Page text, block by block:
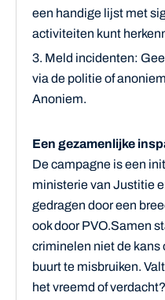
een handige lijst met
activiteiten kunt
Meld incidenten:
via de politie of
Anoniem.
Een gezamenlijke
De campagne is een
ministerie van Justitie
gedragen door een
ook door PVO.Samen
criminelen niet de kans
buurt te misbruiken.
het vreemd of